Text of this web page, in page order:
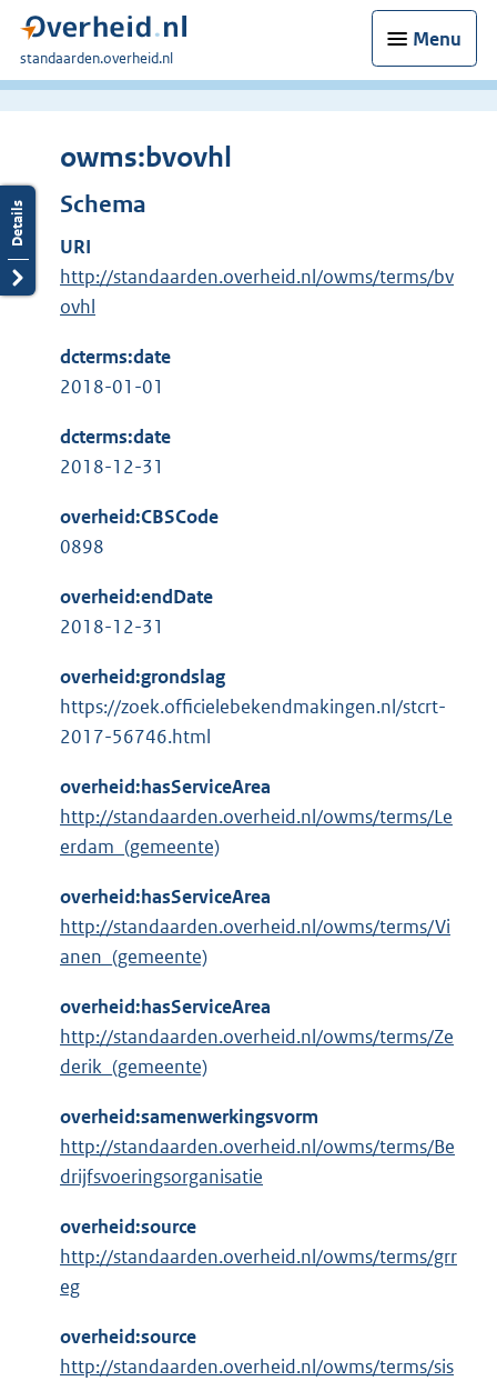
Menu
U
bent
standaarden.overheid.nl
owms:bvovhl
Schema
URI
http://standaarden.overheid.nl/owms/terms/bv
ovhl
dcterms:date
2018-01-01
dcterms:date
2018-12-31
overheid:CBSCode
0898
overheid:endDate
2018-12-31
overheid:grondslag
https://zoek.officielebekendmakingen.nl/stcrt-
2017-56746.html
overheid:hasServiceArea
http://standaarden.overheid.nl/owms/terms/Le
erdam_(gemeente)
overheid:hasServiceArea
http://standaarden.overheid.nl/owms/terms/Vi
anen_(gemeente)
overheid:hasServiceArea
http://standaarden.overheid.nl/owms/terms/Ze
derik_(gemeente)
overheid:samenwerkingsvorm
http://standaarden.overheid.nl/owms/terms/Be
drijfsvoeringsorganisatie
overheid:source
http://standaarden.overheid.nl/owms/terms/grr
eg
overheid:source
http://standaarden.overheid.nl/owms/terms/sis